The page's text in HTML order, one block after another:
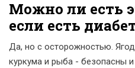
Можно ли есть
если есть
Да, но с осторожностью.
куркума и рыба - безопасны